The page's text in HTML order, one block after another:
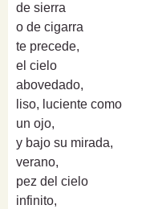
de sierra
o de cigarra
te precede,
el cielo
abovedado,
liso, luciente como
un ojo,
y bajo su mirada,
verano,
pez del cielo
infinito,